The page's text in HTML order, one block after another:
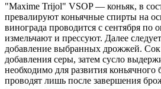
"Maxime Trijol" VSOP — коньяк, в
превалируют коньячные спирты на
винограда проводится с сентября по
измельчают и прессуют. Далее
добавление выбранных дрожжей. Сок
добавления серы, затем сусло
необходимо для развития
проводят лишь после завершения